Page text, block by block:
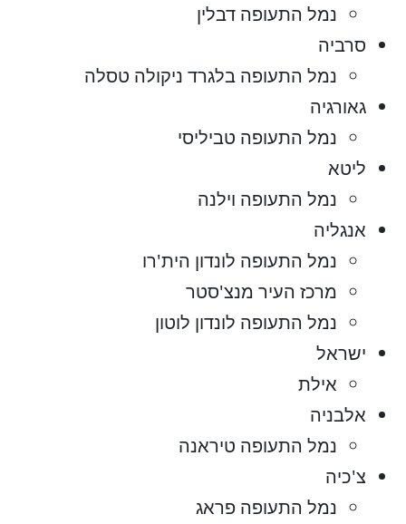
נמל התעופה דבלין
סרביה
נמל התעופה בלגרד ניקולה טסלה
גאורגיה
נמל התעופה טביליסי
ליטא
נמל התעופה וילנה
אנגליה
נמל התעופה לונדון הית'רו
מרכז העיר מנצ'סטר
נמל התעופה לונדון לוטון
ישראל
אילת
אלבניה
נמל התעופה טיראנה
צ'כיה
נמל התעופה פראג